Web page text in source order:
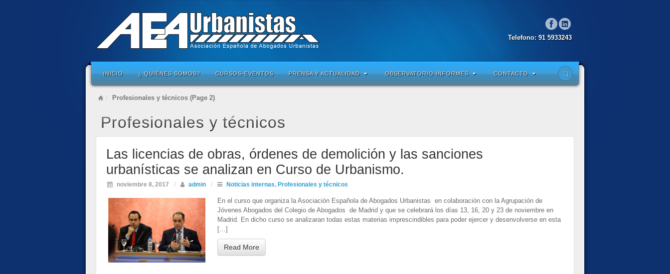
Telefono: 91 5933243
INICIO ¿ QUIÉNES SOMOS? CURSOS-EVENTOS PRENSA Y ACTUALIDAD OBSERVATORIO INFORMES CONTACTO
Profesionales y técnicos (Page 2)
Profesionales y técnicos
Las licencias de obras, órdenes de demolición y las sanciones
urbanísticas se analizan en Curso de Urbanismo.
noviembre 8, 2017 / admin / Noticias internas, Profesionales y técnicos
En el curso que organiza la Asociación Española de Abogados Urbanistas en colaboración con la Agrupación de
Jóvenes Abogados del Colegio de Abogados de Madrid y que se celebrará los días 13, 16, 20 y 23 de noviembre en
Madrid. En dicho curso se analizaran todas estas materias imprescindibles para poder ejercer y desenvolverse en esta
[…]
Read More